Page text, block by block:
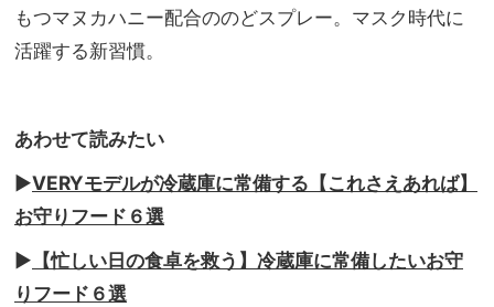
もつマヌカハニー配合ののどスプレー。マスク時代に
活躍する新習慣。
あわせて読みたい
▶︎VERYモデルが冷蔵庫に常備する【これさえあれば】
お守りフード６選
▶︎ 【忙しい日の食卓を救う】冷蔵庫に常備したいお守
りフード６選